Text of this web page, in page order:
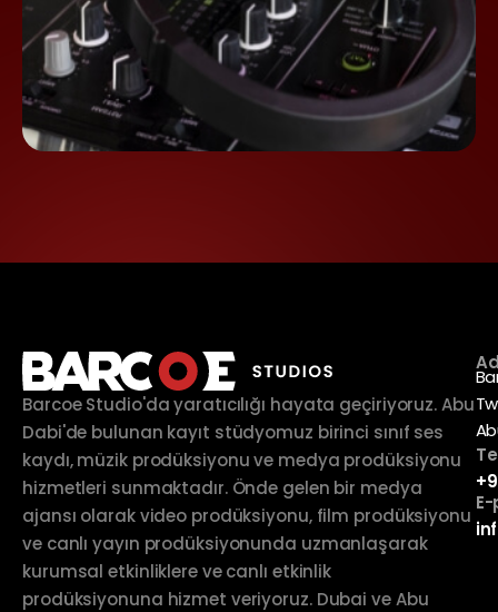
Barcoe Studio'da yaratıcılığı hayata geçiriyoruz. Abu
Dabi'de bulunan kayıt stüdyomuz birinci sınıf ses
kaydı, müzik prodüksiyonu ve medya prodüksiyonu
hizmetleri sunmaktadır. Önde gelen bir medya
ajansı olarak video prodüksiyonu, film prodüksiyonu
ve canlı yayın prodüksiyonunda uzmanlaşarak
kurumsal etkinliklere ve canlı etkinlik
prodüksiyonuna hizmet veriyoruz. Dubai ve Abu